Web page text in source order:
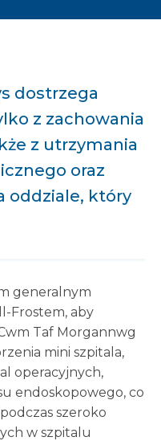
dostrzega
z zachowania
z utrzymania
oraz
oddziale, który
generalnym
Frostem, aby
Taf Morgannwg
mini szpitala,
operacyjnych,
endoskopowego, co
szeroko
w szpitalu